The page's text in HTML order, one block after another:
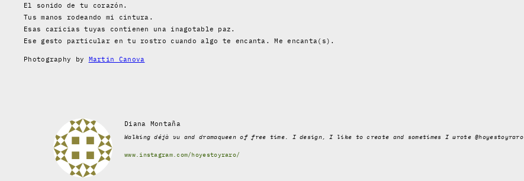
El sonido de tu corazón.
Tus manos rodeando mi cintura.
Esas caricias tuyas contienen una inagotable paz.
Ese gesto particular en tu rostro cuando algo te encanta. Me encanta(s).
Photography by Martin Canova
Diana Montaña
Walking déjà vu and dramaqueen of free time. I design, I like to create and sometimes I wrote @hoyestoyraro
www.instagram.com/hoyestoyraro/